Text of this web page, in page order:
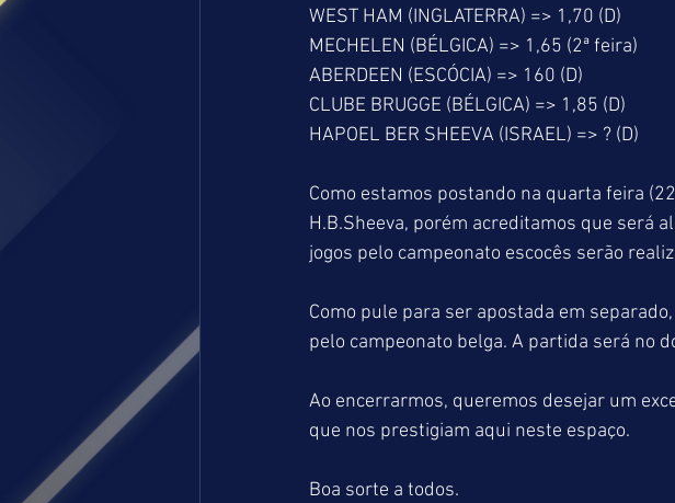
WEST HAM (INGLATERRA) => 1,70 (D)
MECHELEN (BÉLGICA) => 1,65 (2ª feira)
ABERDEEN (ESCÓCIA) => 160 (D)
CLUBE BRUGGE (BÉLGICA) => 1,85 (D)
HAPOEL BER SHEEVA (ISRAEL) => ? (D)
Como estamos postando na quarta feira
H.B.Sheeva, porém acreditamos que será
jogos pelo campeonato escocês serão
Como pule para ser apostada em
pelo campeonato belga. A partida será no
Ao encerrarmos, queremos desejar um
que nos prestigiam aqui neste espaço.
Boa sorte a todos.